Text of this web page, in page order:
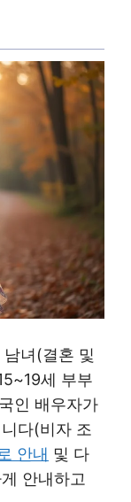
녀(결혼 및
세 부부
인 배우자가
다(비자 조
안내 및 다
안내하고